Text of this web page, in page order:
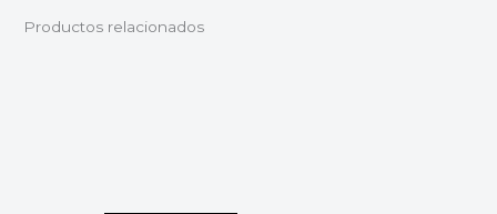
Productos relacionados